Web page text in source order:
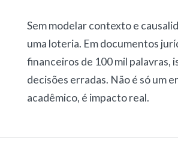
Sem modelar contexto e
uma loteria. Em documentos
financeiros de 100 mil palavras,
decisões erradas. Não é só um
acadêmico, é impacto real.